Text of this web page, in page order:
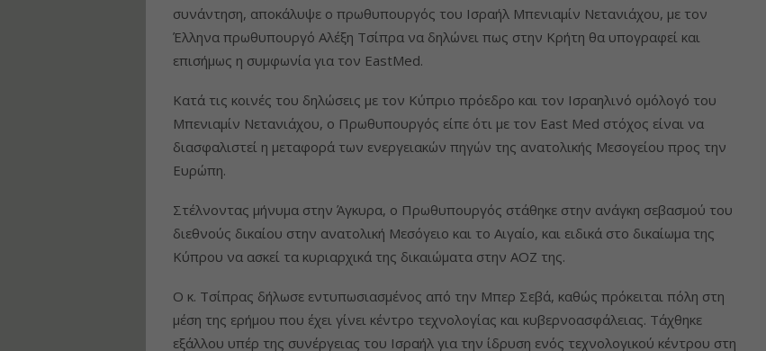
συνάντηση, αποκάλυψε ο πρωθυπουργός του Ισραήλ Μπενιαμίν Νετανιάχου, με τον
Έλληνα πρωθυπουργό Αλέξη Τσίπρα να δηλώνει πως στην Κρήτη θα υπογραφεί και
επισήμως η συμφωνία για τον EastMed.
Κατά τις κοινές του δηλώσεις με τον Κύπριο πρόεδρο και τον Ισραηλινό ομόλογό του
Μπενιαμίν Νετανιάχου, ο Πρωθυπουργός είπε ότι με τον East Med στόχος είναι να
διασφαλιστεί η μεταφορά των ενεργειακών πηγών της ανατολικής Μεσογείου προς την
Ευρώπη.
Στέλνοντας μήνυμα στην Άγκυρα, ο Πρωθυπουργός στάθηκε στην ανάγκη σεβασμού του
διεθνούς δικαίου στην ανατολική Μεσόγειο και το Αιγαίο, και ειδικά στο δικαίωμα της
Κύπρου να ασκεί τα κυριαρχικά της δικαιώματα στην ΑΟΖ της.
Ο κ. Τσίπρας δήλωσε εντυπωσιασμένος από την Μπερ Σεβά, καθώς πρόκειται πόλη στη
μέση της ερήμου που έχει γίνει κέντρο τεχνολογίας και κυβερνοασφάλειας. Τάχθηκε
εξάλλου υπέρ της συνέργειας του Ισραήλ για την ίδρυση ενός τεχνολογικού κέντρου στη